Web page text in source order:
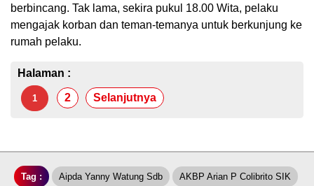
berbincang. Tak lama, sekira pukul 18.00 Wita, pelaku
mengajak korban dan teman-temanya untuk berkunjung ke
rumah pelaku.
Halaman :
1 2 Selanjutnya
Tag : Aipda Yanny Watung Sdb AKBP Arian P Colibrito SIK